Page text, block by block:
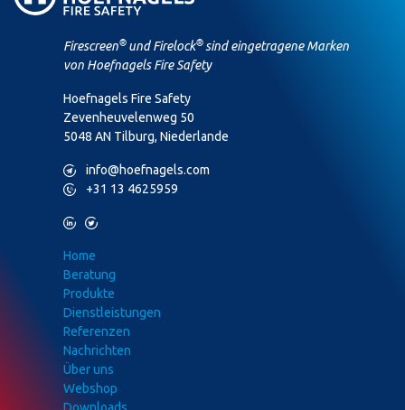
Firescreen® und Firelock® sind eingetragene Marken
von Hoefnagels Fire Safety
Hoefnagels Fire Safety
Zevenheuvelenweg 50
5048 AN Tilburg, Niederlande
M info@hoefnagels.com
P +31 13 4625959
L T
Home
Beratung
Produkte
Dienstleistungen
Referenzen
Nachrichten
Über uns
Webshop